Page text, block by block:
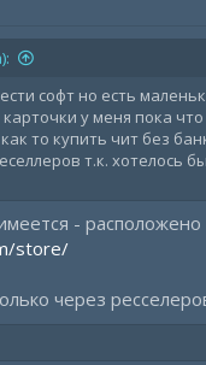
софт но есть
у меня пока
то купить чит без
т.к. хотелось
- расположено
store/
через